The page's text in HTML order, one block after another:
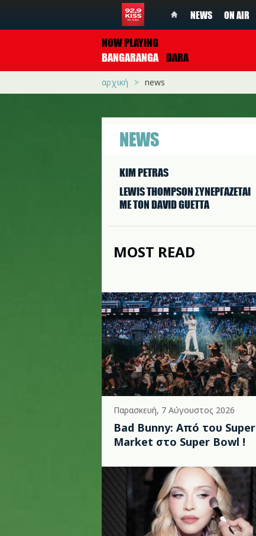
NEWS ON AIR
NOW PLAYING
BANGARANGA DARA
αρχική news
NEWS
KIM PETRAS
LEWIS THOMPSON ΣΥΝΕΡΓAΖΕΤΑΙ
ΜΕ ΤΟΝ DAVID GUETTA
MOST READ
Παρασκευή, 7 Αύγουστος 2026
Bad Bunny: Από του Super
Market στο Super Bowl !